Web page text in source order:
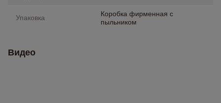
Упаковка
Коробка фирменная с
пыльником
Видео